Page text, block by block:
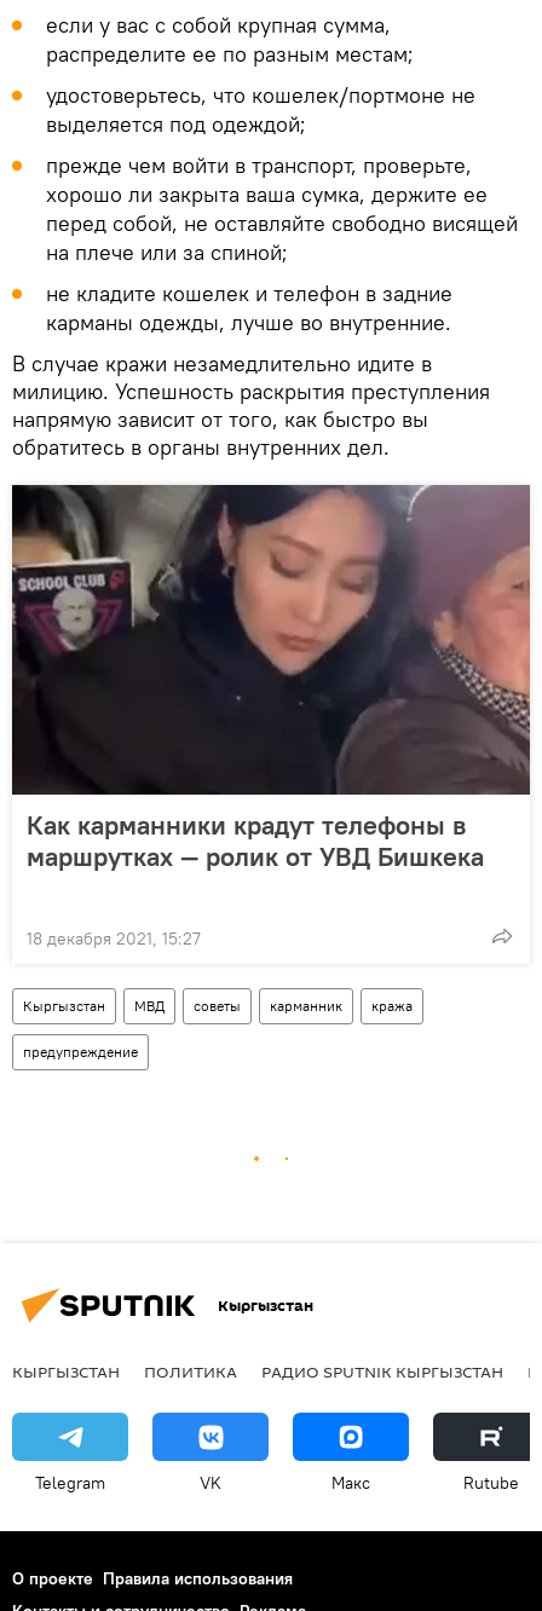
если у вас с собой крупная сумма,
распределите ее по разным местам;
удостоверьтесь, что кошелек/портмоне не
выделяется под одеждой;
прежде чем войти в транспорт, проверьте,
хорошо ли закрыта ваша сумка, держите ее
перед собой, не оставляйте свободно висящей
на плече или за спиной;
не кладите кошелек и телефон в задние
карманы одежды, лучше во внутренние.
В случае кражи незамедлительно идите в
милицию. Успешность раскрытия преступления
напрямую зависит от того, как быстро вы
обратитесь в органы внутренних дел.
Как карманники крадут телефоны в
маршрутках — ролик от УВД Бишкека
18 декабря 2021, 15:27
Кыргызстан МВД советы карманник кража
предупреждение
Кыргызстан
КЫРГЫЗСТАН ПОЛИТИКА РАДИО SPUTNIK КЫРГЫЗСТАН
Telegram VK Макс Rutube
О проекте Правила использования